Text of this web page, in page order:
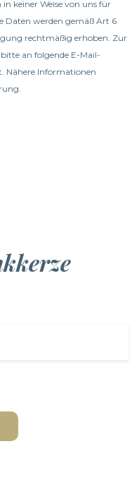
keiner Weise von uns für
Daten werden gemäß Art 6
rechtmäßig erhoben. Zur
an folgende E-Mail-
Nähere Informationen
.